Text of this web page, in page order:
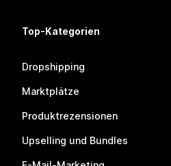
Top-Kategorien
Dropshipping
Marktplätze
Produktrezensionen
Upselling und Bundles